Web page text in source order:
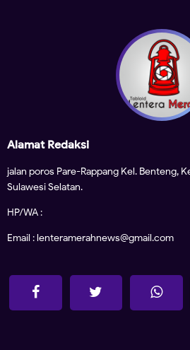
Alamat Redaksi
jalan poros Pare-Rappang Kel. Benteng,
Sulawesi Selatan.
HP/WA :
Email : lenteramerahnews@gmail.com